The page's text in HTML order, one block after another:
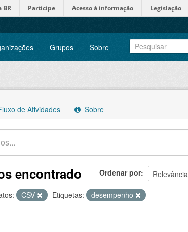
BR Participe Acesso à informação Legislação
Grupos Sobre
de Atividades Sobre
Ordenar por
encontrado
CSV Etiquetas: desempenho